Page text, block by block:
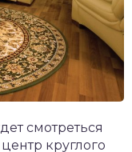
смотреться
круглого